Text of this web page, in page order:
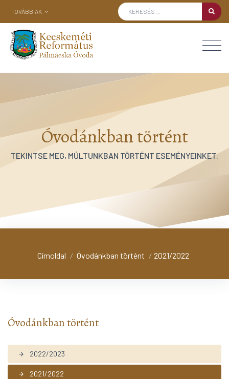
TOVÁBBIAK
Óvodánkban történt
TEKINTSE MEG, MÚLTUNKBAN TÖRTÉNT ESEMÉNYEINKET.
Címoldal / Óvodánkban történt / 2021/2022
Óvodánkban történt
arrow_forward 2022/2023
arrow_forward 2021/2022